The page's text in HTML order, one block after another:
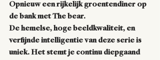
Opnieuw een rijkelijk groentendiner op
de bank met The bear.
De hemelse, hoge beeldkwaliteit, en
verfijnde intelligentie van deze serie is
uniek. Het stemt je continu diepgaand